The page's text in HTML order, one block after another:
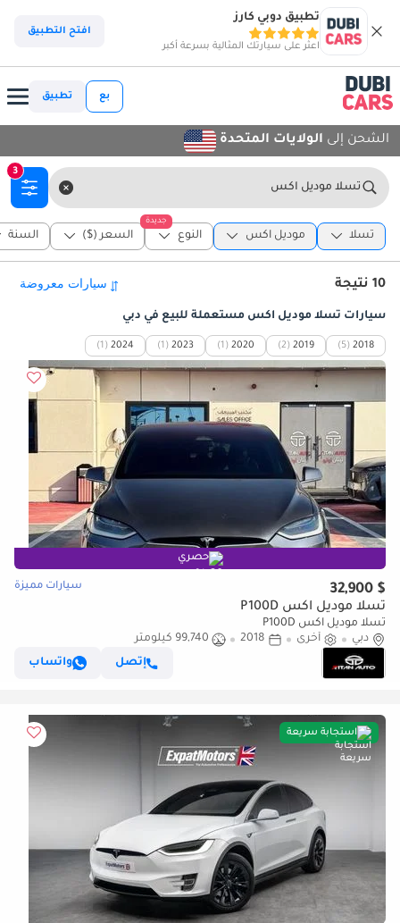
تطبيق دوبي كارز
اعثر على سيارتك المثالية بسرعة أكبر
افتح التطبيق
بع تطبيق
الشحن إلى الولايات المتحدة
تسلا موديل اكس
3
تسلا موديل اكس
جديدة
النوع السعر ($) السنة
10 نتيجة
سيارات تسلا موديل اكس مستعملة للبيع في دبي
2018
(5)
2019
(2)
2020
(1)
2023
(1)
2024
(1)
حصري
$ 32,900 سيارات مميزة
تسلا موديل اكس P100D
تسلا موديل اكس P100D
دبي
أخرى 2018
99,740 كيلومتر
إتصل
واتساب
استجابة سريعة